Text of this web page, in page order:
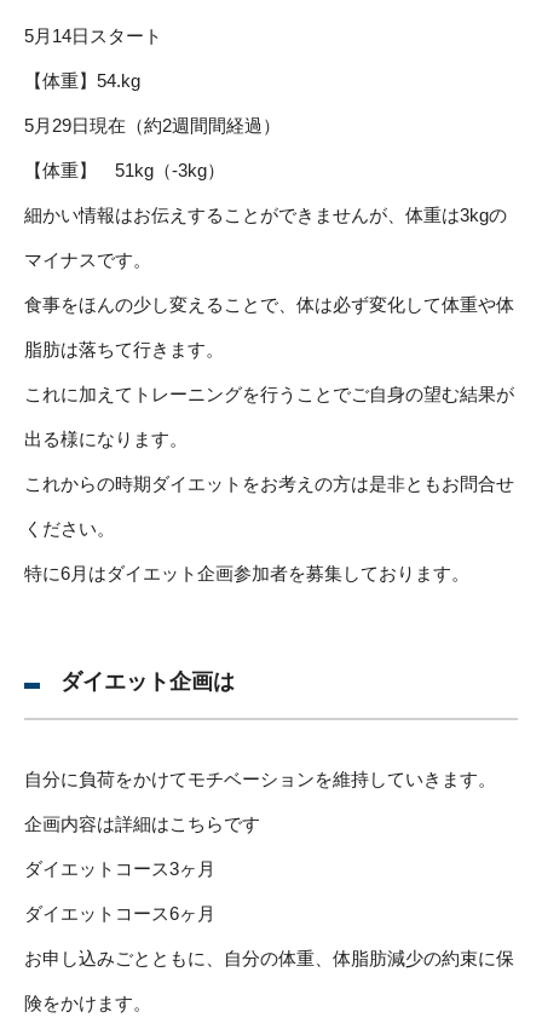
5月14日スタート
【体重】54.kg
5月29日現在（約2週間間経過）
【体重】 51kg（-3kg）
細かい情報はお伝えすることができませんが、体重は3kgの
マイナスです。
食事をほんの少し変えることで、体は必ず変化して体重や体
脂肪は落ちて行きます。
これに加えてトレーニングを行うことでご自身の望む結果が
出る様になります。
これからの時期ダイエットをお考えの方は是非ともお問合せ
ください。
特に6月はダイエット企画参加者を募集しております。
ダイエット企画は
自分に負荷をかけてモチベーションを維持していきます。
企画内容は詳細はこちらです
ダイエットコース3ヶ月
ダイエットコース6ヶ月
お申し込みごとともに、自分の体重、体脂肪減少の約束に保
険をかけます。